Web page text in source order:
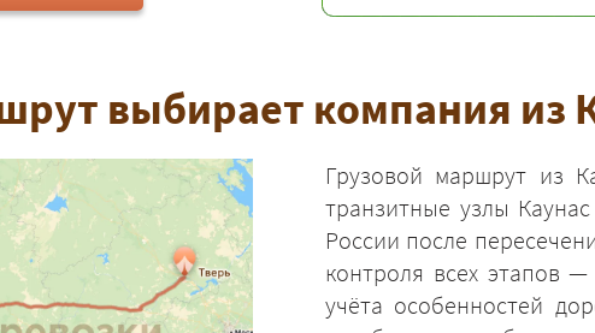
выбирает компания из
Грузовой маршрут из
транзитные узлы
России после
контроля всех этапов
учёта особенностей